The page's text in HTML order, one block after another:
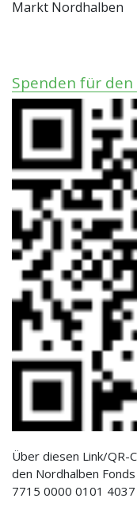
Markt Nordhalben
Spenden für
Über diesen Link/QR-
den Nordhalben
7715 0000 0101 4037